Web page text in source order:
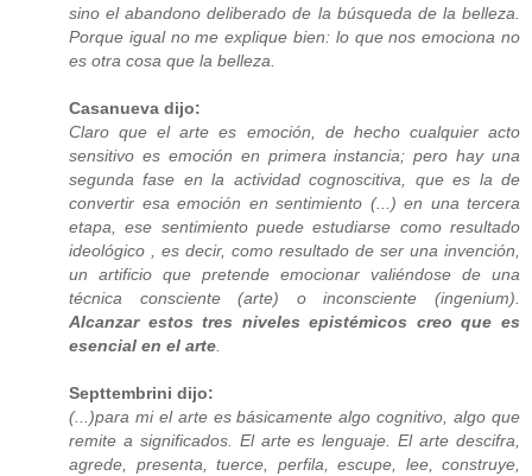
sino el abandono deliberado de la búsqueda de la belleza.
Porque igual no me explique bien: lo que nos emociona no
es otra cosa que la belleza.
Casanueva dijo:
Claro que el arte es emoción, de hecho cualquier acto
sensitivo es emoción en primera instancia; pero hay una
segunda fase en la actividad cognoscitiva, que es la de
convertir esa emoción en sentimiento (...) en una tercera
etapa, ese sentimiento puede estudiarse como resultado
ideológico , es decir, como resultado de ser una invención,
un artificio que pretende emocionar valiéndose de una
técnica consciente (arte) o inconsciente (ingenium).
Alcanzar estos tres niveles epistémicos creo que es
esencial en el arte
Septtembrini dijo:
(...)para mi el arte es básicamente algo cognitivo, algo que
remite a significados. El arte es lenguaje. El arte descifra,
agrede, presenta, tuerce, perfila, escupe, lee, construye,